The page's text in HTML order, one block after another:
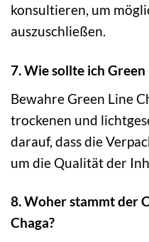
konsultieren, um
auszuschließen.
7. Wie sollte ich
Bewahre Green Line
trockenen und
darauf, dass die
um die Qualität der
8. Woher stammt der
Chaga?